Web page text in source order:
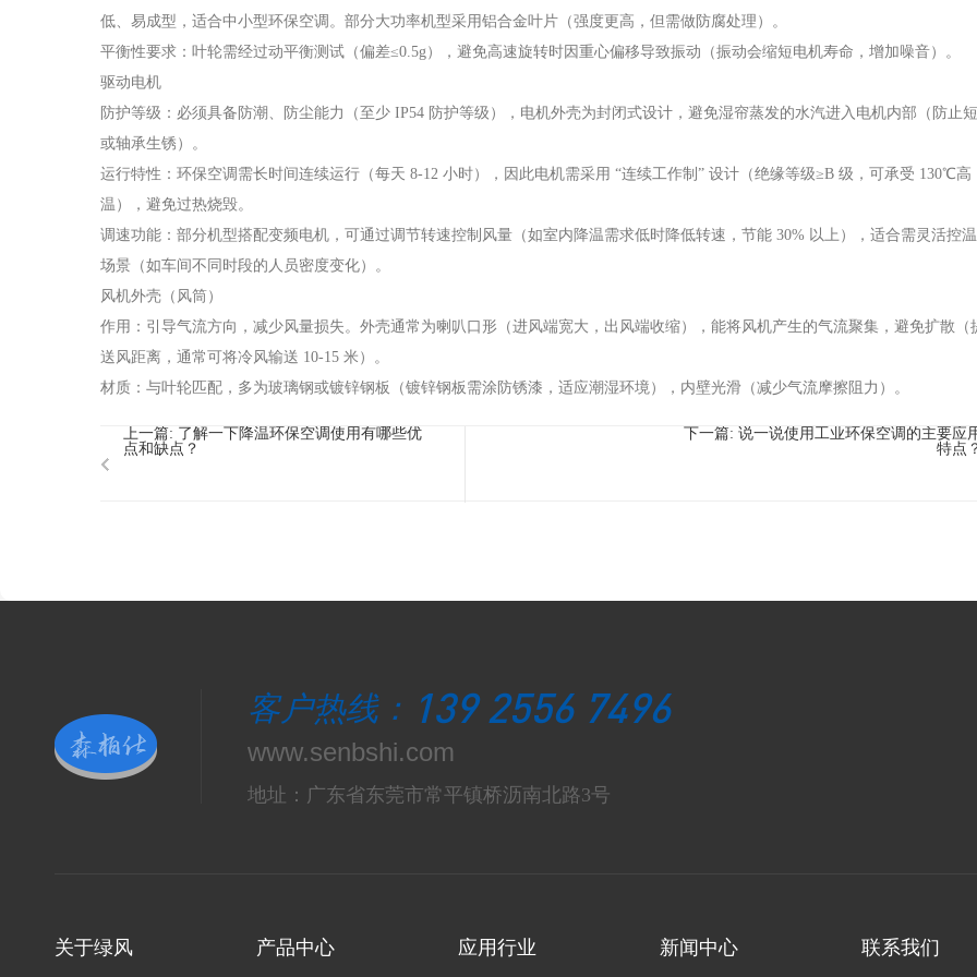
低、易成型，适合中小型环保空调。部分大功率机型采用铝合金叶片（强度更高，但需做防腐处理）。
平衡性要求：叶轮需经过动平衡测试（偏差≤0.5g），避免高速旋转时因重心偏移导致振动（振动会缩短电机寿命，增加噪音）。
驱动电机
防护等级：必须具备防潮、防尘能力（至少 IP54 防护等级），电机外壳为封闭式设计，避免湿帘蒸发的水汽进入电机内部（防止
或轴承生锈）。
运行特性：环保空调需长时间连续运行（每天 8-12 小时），因此电机需采用 “连续工作制” 设计（绝缘等级≥B 级，可承受 130℃高
温），避免过热烧毁。
调速功能：部分机型搭配变频电机，可通过调节转速控制风量（如室内降温需求低时降低转速，节能 30% 以上），适合需灵活控
场景（如车间不同时段的人员密度变化）。
风机外壳（风筒）
作用：引导气流方向，减少风量损失。外壳通常为喇叭口形（进风端宽大，出风端收缩），能将风机产生的气流聚集，避免扩散（
送风距离，通常可将冷风输送 10-15 米）。
材质：与叶轮匹配，多为玻璃钢或镀锌钢板（镀锌钢板需涂防锈漆，适应潮湿环境），内壁光滑（减少气流摩擦阻力）。
上一篇: 了解一下降温环保空调使用有哪些优
点和缺点？
下一篇: 说一说使用工业环保空调的主要应
特点
客户热线： 139 2556 7496
www.senbshi.com
地址：广东省东莞市常平镇桥沥南北路3号
关于绿风 产品中心 应用行业 新闻中心 联系我们